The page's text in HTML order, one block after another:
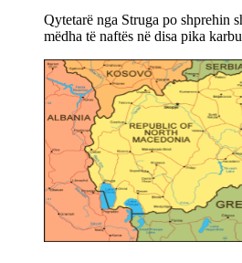
Qytetarë nga Struga po shprehin
mëdha të naftës në disa pika